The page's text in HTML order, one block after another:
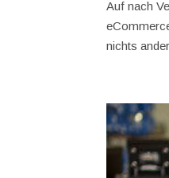
Auf nach
nichts